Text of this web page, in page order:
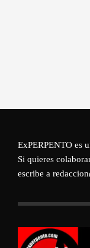
ExPERPENTO es
Si quieres
escribe a